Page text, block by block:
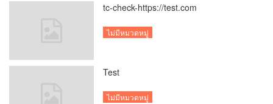
tc-check-https://test.com
ไม่มีหมวดหมู่
Test
ไม่มีหมวดหมู่